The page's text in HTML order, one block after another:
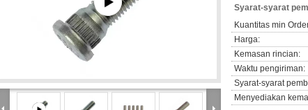
Syarat-syarat
Kuantitas min
Harga:
Kemasan rincian:
Waktu pengiriman:
Syarat-syarat
Menyediakan